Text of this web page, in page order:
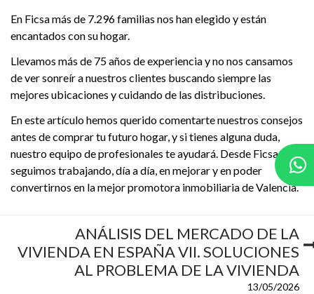
En Ficsa más de 7.296 familias nos han elegido y están
encantados con su hogar.
Llevamos más de 75 años de experiencia y no nos cansamos
de ver sonreír a nuestros clientes buscando siempre las
mejores ubicaciones y cuidando de las distribuciones.
En este artículo hemos querido comentarte nuestros consejos
antes de comprar tu futuro hogar, y si tienes alguna duda,
nuestro equipo de profesionales te ayudará. Desde Ficsa
seguimos trabajando, día a día, en mejorar y en poder
convertirnos en la mejor promotora inmobiliaria de Valencia.
ANÁLISIS DEL MERCADO DE LA
VIVIENDA EN ESPAÑA VII. SOLUCIONES
AL PROBLEMA DE LA VIVIENDA
13/05/2026